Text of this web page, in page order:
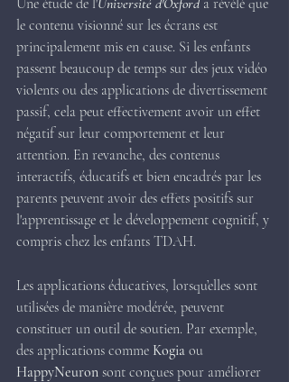
Une étude de l'Université d'Oxford a révélé que
le contenu visionné sur les écrans est
principalement mis en cause. Si les enfants
passent beaucoup de temps sur des jeux vidéo
violents ou des applications de divertissement
passif, cela peut effectivement avoir un effet
négatif sur leur comportement et leur
attention. En revanche, des contenus
interactifs, éducatifs et bien encadrés par les
parents peuvent avoir des effets positifs sur
l'apprentissage et le développement cognitif, y
compris chez les enfants TDAH.
Les applications éducatives, lorsqu’elles sont
utilisées de manière modérée, peuvent
constituer un outil de soutien. Par exemple,
des applications comme Kogia ou
HappyNeuron sont conçues pour améliorer